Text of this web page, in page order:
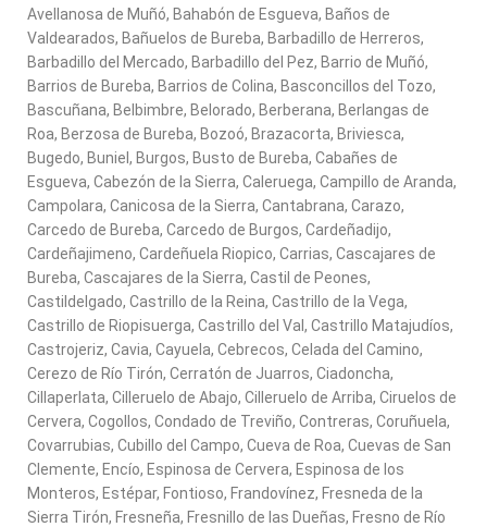
Avellanosa de Muñó, Bahabón de Esgueva, Baños de
Valdearados, Bañuelos de Bureba, Barbadillo de Herreros,
Barbadillo del Mercado, Barbadillo del Pez, Barrio de Muñó,
Barrios de Bureba, Barrios de Colina, Basconcillos del Tozo,
Bascuñana, Belbimbre, Belorado, Berberana, Berlangas de
Roa, Berzosa de Bureba, Bozoó, Brazacorta, Briviesca,
Bugedo, Buniel, Burgos, Busto de Bureba, Cabañes de
Esgueva, Cabezón de la Sierra, Caleruega, Campillo de Aranda,
Campolara, Canicosa de la Sierra, Cantabrana, Carazo,
Carcedo de Bureba, Carcedo de Burgos, Cardeñadijo,
Cardeñajimeno, Cardeñuela Riopico, Carrias, Cascajares de
Bureba, Cascajares de la Sierra, Castil de Peones,
Castildelgado, Castrillo de la Reina, Castrillo de la Vega,
Castrillo de Riopisuerga, Castrillo del Val, Castrillo Matajudíos,
Castrojeriz, Cavia, Cayuela, Cebrecos, Celada del Camino,
Cerezo de Río Tirón, Cerratón de Juarros, Ciadoncha,
Cillaperlata, Cilleruelo de Abajo, Cilleruelo de Arriba, Ciruelos de
Cervera, Cogollos, Condado de Treviño, Contreras, Coruñuela,
Covarrubias, Cubillo del Campo, Cueva de Roa, Cuevas de San
Clemente, Encío, Espinosa de Cervera, Espinosa de los
Monteros, Estépar, Fontioso, Frandovínez, Fresneda de la
Sierra Tirón, Fresneña, Fresnillo de las Dueñas, Fresno de Río